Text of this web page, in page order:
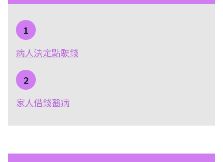
1
病人決定點駛錢
2
家人借錢醫病